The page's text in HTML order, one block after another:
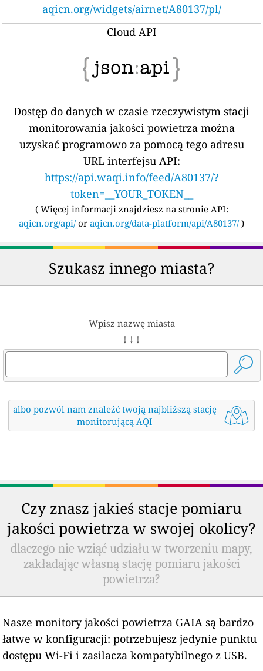
aqicn.org/widgets/airnet/A80137/pl/
Cloud API
Dostęp do danych w czasie rzeczywistym stacji
monitorowania jakości powietrza można
uzyskać programowo za pomocą tego adresu
URL interfejsu API:
https://api.waqi.info/feed/A80137/?
token=__YOUR_TOKEN__
( Więcej informacji znajdziesz na stronie API:
aqicn.org/api/or aqicn.org/data-platform/api/A80137/)
Szukasz innego miasta?
Wpisz nazwę miasta
↓ ↓ ↓
albo pozwól nam znaleźć twoją najbliższą stację
monitorującą AQI
Czy znasz jakieś stacje pomiaru
jakości powietrza w swojej okolicy?
dlaczego nie wziąć udziału w tworzeniu mapy,
zakładając własną stację pomiaru jakości
powietrza?
Nasze monitory jakości powietrza GAIA są bardzo
łatwe w konfiguracji: potrzebujesz jedynie punktu
dostępu Wi-Fi i zasilacza kompatybilnego z USB.